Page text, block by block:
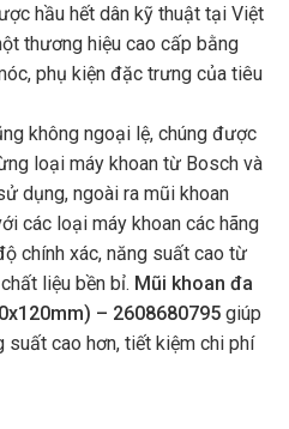
hầu hết dân kỹ thuật tại Việt
thương hiệu cao cấp bằng
phụ kiện đặc trưng của tiêu
không ngoại lệ, chúng được
loại máy khoan từ Bosch và
dụng, ngoài ra mũi khoan
các loại máy khoan các hãng
chính xác, năng suất cao từ
liệu bền bỉ. Mũi khoan đa
– 2608680795 giúp
cao hơn, tiết kiệm chi phí